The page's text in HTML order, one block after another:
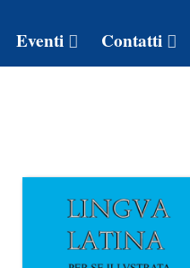
Eventi Contatti